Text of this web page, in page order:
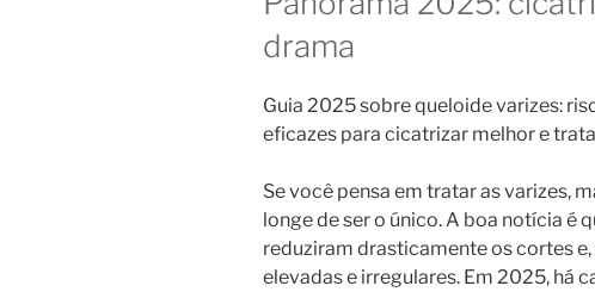
drama
Guia 2025 sobre queloide varizes:
eficazes para cicatrizar melhor e
Se você pensa em tratar as varizes,
longe de ser o único. A boa notícia é
reduziram drasticamente os cortes
elevadas e irregulares. Em 2025, há